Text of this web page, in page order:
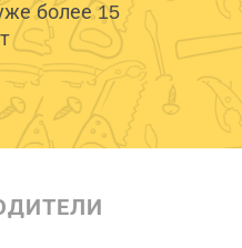
более 15